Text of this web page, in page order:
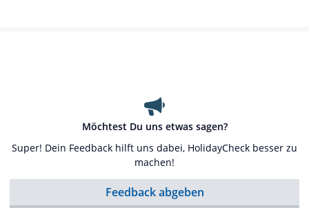
Möchtest Du uns etwas sagen?
Super! Dein Feedback hilft uns dabei, HolidayCheck besser zu
machen!
Feedback abgeben